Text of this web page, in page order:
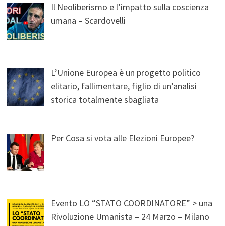
Il Neoliberismo e l’impatto sulla coscienza
umana – Scardovelli
L’Unione Europea è un progetto politico
elitario, fallimentare, figlio di un’analisi
storica totalmente sbagliata
Per Cosa si vota alle Elezioni Europee?
Evento LO “STATO COORDINATORE” > una
Rivoluzione Umanista – 24 Marzo – Milano